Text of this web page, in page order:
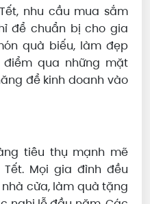
nhu cầu mua sắm
để chuẩn bị cho gia
quà biếu, làm đẹp
điểm qua những mặt
để kinh doanh vào
tiêu thụ mạnh mẽ
Mọi gia đình đều
cửa, làm quà tặng